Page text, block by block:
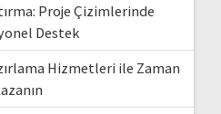
Proje Çizimlerinde
Destek
Hizmetleri ile Zaman